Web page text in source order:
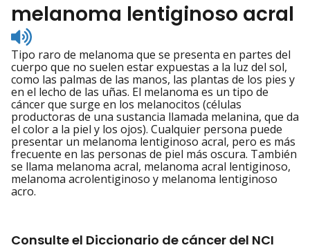
melanoma lentiginoso acral
Listen
to
pronunciation
Tipo raro de melanoma que se presenta en partes del
cuerpo que no suelen estar expuestas a la luz del sol,
como las palmas de las manos, las plantas de los pies y
en el lecho de las uñas. El melanoma es un tipo de
cáncer que surge en los melanocitos (células
productoras de una sustancia llamada melanina, que da
el color a la piel y los ojos). Cualquier persona puede
presentar un melanoma lentiginoso acral, pero es más
frecuente en las personas de piel más oscura. También
se llama melanoma acral, melanoma acral lentiginoso,
melanoma acrolentiginoso y melanoma lentiginoso
acro.
Consulte el Diccionario de cáncer del NCI